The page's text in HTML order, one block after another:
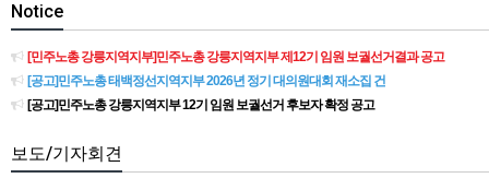
Notice
[민주노총 강릉지역지부]민주노총 강릉지역지부 제12기 임원 보궐선거결과 공고
[공고]민주노총 태백정선지역지부 2026년 정기 대의원대회 재소집 건
[공고]민주노총 강릉지역지부 12기 임원 보궐선거 후보자 확정 공고
보도/기자회견